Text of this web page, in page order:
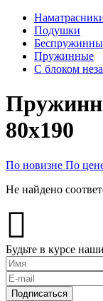
Подушки
Пружинные
С блоком
80х190
По новизне По
Не найдено
Будьте в курсе
Подписаться